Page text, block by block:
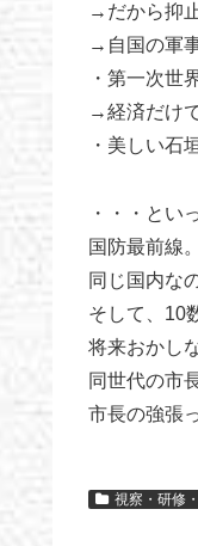
→だから抑
→自国の軍
・第一次世
→経済だけ
・美しい石
・・・とい
国防最前線。
同じ国内な
そして、10
将来おかし
同世代の市
市長の強張
視察・研修